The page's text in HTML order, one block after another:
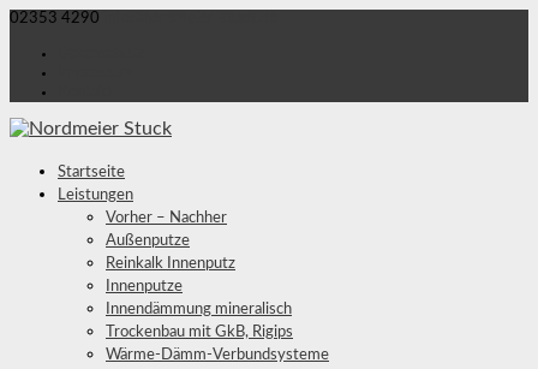
02353 4290
Startseite
Leistungen
Vorher – Nachher
Außenputze
Reinkalk Innenputz
Innenputze
Innendämmung mineralisch
Trockenbau mit GkB, Rigips
Wärme-Dämm-Verbundsysteme